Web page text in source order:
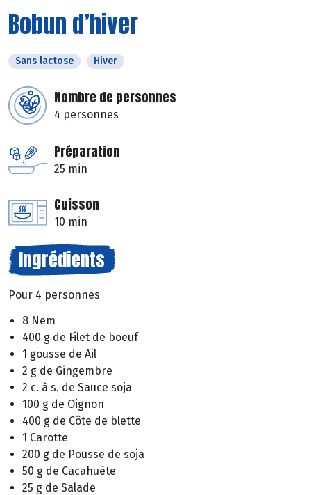
Bobun d’hiver
Sans lactose Hiver
Nombre de personnes
4 personnes
Préparation
25 min
Cuisson
10 min
Ingrédients
Pour 4 personnes
8 Nem
400 g de Filet de boeuf
1 gousse de Ail
2 g de Gingembre
2 c. à s. de Sauce soja
100 g de Oignon
400 g de Côte de blette
1 Carotte
200 g de Pousse de soja
50 g de Cacahuète
25 g de Salade